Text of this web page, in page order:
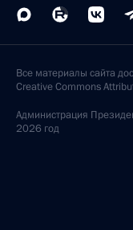
Все материалы сайта
Creative Commons
Администрация
2026 год